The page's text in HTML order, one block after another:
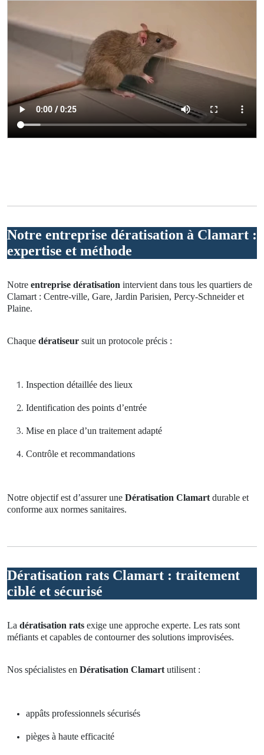
Notre entreprise dératisation à Clamart :
expertise et méthode
Notre entreprise dératisation intervient dans tous les quartiers de
Clamart : Centre-ville, Gare, Jardin Parisien, Percy-Schneider et
Plaine.
Chaque dératiseur suit un protocole précis :
Inspection détaillée des lieux
Identification des points d’entrée
Mise en place d’un traitement adapté
Contrôle et recommandations
Notre objectif est d’assurer une Dératisation Clamart durable et
conforme aux normes sanitaires.
Dératisation rats Clamart : traitement
ciblé et sécurisé
La dératisation rats exige une approche experte. Les rats sont
méfiants et capables de contourner des solutions improvisées.
Nos spécialistes en Dératisation Clamart utilisent :
appâts professionnels sécurisés
pièges à haute efficacité